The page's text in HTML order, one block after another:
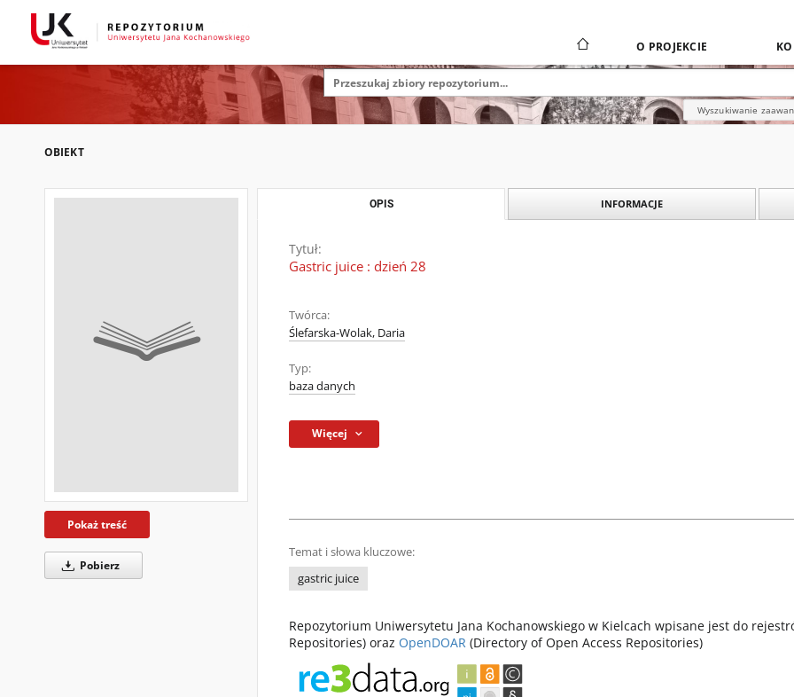
O PROJEKCIE
Wyszukiwanie
OBIEKT
Pokaż treść
Pobierz
OPIS INFORMACJE
Tytuł:
Gastric juice : dzień 28
Twórca:
Ślefarska-Wolak, Daria
Typ:
baza danych
Więcej
Temat i słowa kluczowe:
gastric juice
Repozytorium Uniwersytetu Jana Kochanowskiego w Kielcach wpisane jest do
Repositories) oraz OpenDOAR (Directory of Open Access Repositories)